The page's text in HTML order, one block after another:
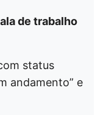
de trabalho
status
andamento” e